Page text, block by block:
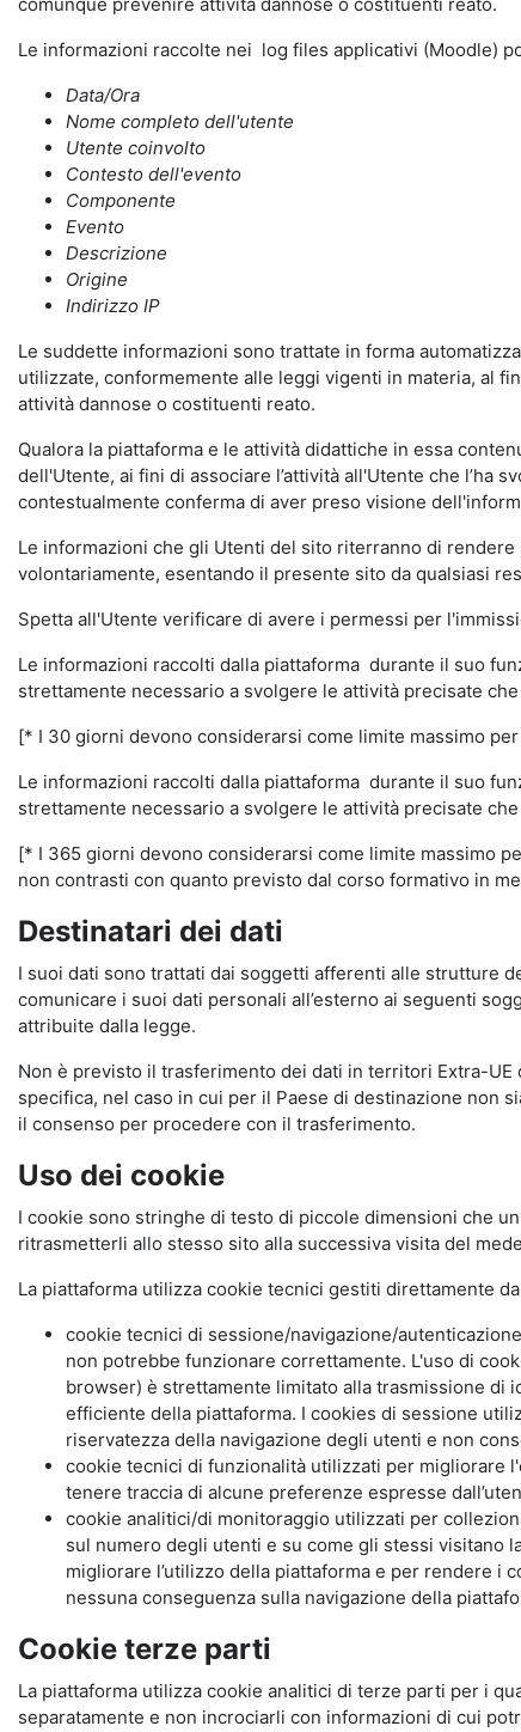
Le informazioni raccolte nei log files applicativi (Moodle)
Data/Ora
Nome completo dell'utente
Utente coinvolto
Contesto dell'evento
Componente
Evento
Descrizione
Origine
Indirizzo IP
Le suddette informazioni sono trattate in forma
utilizzate, conformemente alle leggi vigenti in materia, al
attività dannose o costituenti reato.
Qualora la piattaforma e le attività didattiche in essa
dell'Utente, ai fini di associare l’attività all'Utente che l’ha
contestualmente conferma di aver preso visione
Le informazioni che gli Utenti del sito riterranno di
volontariamente, esentando il presente sito da qualsiasi
Spetta all'Utente verificare di avere i permessi per
Le informazioni raccolti dalla piattaforma durante il suo
strettamente necessario a svolgere le attività precisate
[* I 30 giorni devono considerarsi come limite massimo
Le informazioni raccolti dalla piattaforma durante il suo
strettamente necessario a svolgere le attività precisate
[* I 365 giorni devono considerarsi come limite massimo
non contrasti con quanto previsto dal corso formativo in
Destinatari dei dati
I suoi dati sono trattati dai soggetti afferenti alle strutture
comunicare i suoi dati personali all’esterno ai seguenti
attribuite dalla legge.
Non è previsto il trasferimento dei dati in territori Extra-UE
specifica, nel caso in cui per il Paese di destinazione non
il consenso per procedere con il trasferimento.
Uso dei cookie
I cookie sono stringhe di testo di piccole dimensioni che
ritrasmetterli allo stesso sito alla successiva visita del
La piattaforma utilizza cookie tecnici gestiti direttamente
cookie tecnici di sessione/navigazione/
non potrebbe funzionare correttamente. L'uso di
browser) è strettamente limitato alla trasmissione di
efficiente della piattaforma. I cookies di sessione
riservatezza della navigazione degli utenti e non
cookie tecnici di funzionalità utilizzati per migliorare
tenere traccia di alcune preferenze espresse
cookie analitici/di monitoraggio utilizzati per
sul numero degli utenti e su come gli stessi visitano
migliorare l’utilizzo della piattaforma e per rendere i
nessuna conseguenza sulla navigazione della
Cookie terze parti
La piattaforma utilizza cookie analitici di terze parti per i
separatamente e non incrociarli con informazioni di cui